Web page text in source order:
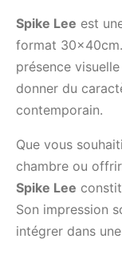
Spike Lee est
format
présence
donner du
contemporain.
Que vous
chambre ou
Spike Lee
Son impression
intégrer dans